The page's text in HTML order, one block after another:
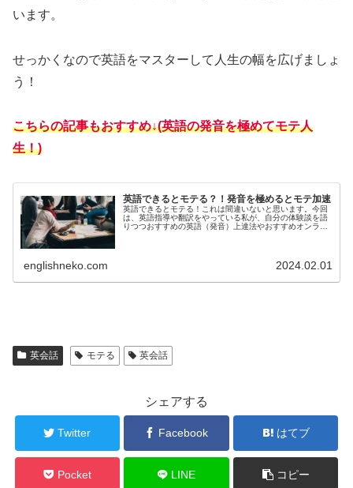
います。
せっかくなので英語をマスターして人生の幅を広げましょ
う！
こちらの記事もおすすめ↓(英語の発音を極めてモテ人
生！)
英語できるとモテる？！発音を極めるとモテ加速
英語できるとモテる！これは間違いないと思います。今回
は、英語指導や翻訳をやっている私が、自分の体験談を語
りつつおすすめの英語（発音）上達法やおすすめオンライ
englishneko.com 2024.02.01
英会話 モテる 英会話
シェアする
Twitter Facebook はてブ
Pocket LINE コピー